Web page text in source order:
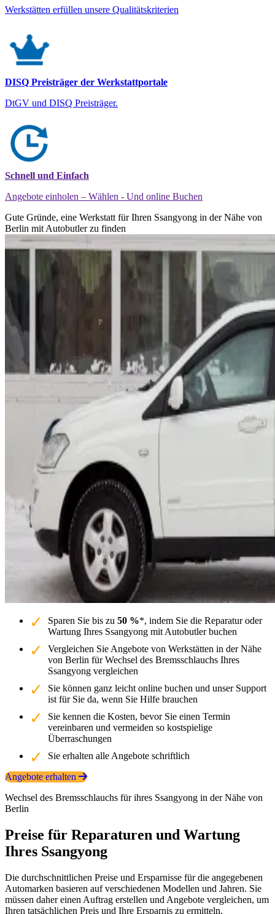
Werkstätten erfüllen unsere Qualitätskriterien
DISQ Preisträger der Werkstattportale
DtGV und DISQ Preisträger.
Schnell und Einfach
Angebote einholen – Wählen - Und online Buchen
Gute Gründe, eine Werkstatt für Ihren Ssangyong in der Nähe von
Berlin mit Autobutler zu finden
Sparen Sie bis zu 50 %*, indem Sie die Reparatur oder
Wartung Ihres Ssangyong mit Autobutler buchen
Vergleichen Sie Angebote von Werkstätten in der Nähe
von Berlin für Wechsel des Bremsschlauchs Ihres
Ssangyong vergleichen
Sie können ganz leicht online buchen und unser Support
ist für Sie da, wenn Sie Hilfe brauchen
Sie kennen die Kosten, bevor Sie einen Termin
vereinbaren und vermeiden so kostspielige
Überraschungen
Sie erhalten alle Angebote schriftlich
Angebote erhalten
Wechsel des Bremsschlauchs für ihres Ssangyong in der Nähe von
Berlin
Preise für Reparaturen und Wartung
Ihres Ssangyong
Die durchschnittlichen Preise und Ersparnisse für die angegebenen
Automarken basieren auf verschiedenen Modellen und Jahren. Sie
müssen daher einen Auftrag erstellen und Angebote vergleichen, um
Ihren tatsächlichen Preis und Ihre Ersparnis zu ermitteln.